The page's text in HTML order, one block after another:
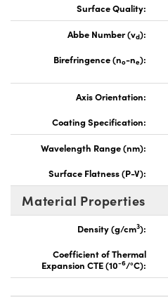
Surface Quality:
Abbe Number (vd):
Birefringence (no-ne):
Axis Orientation:
Coating Specification:
Wavelength Range (nm):
Surface Flatness (P-V):
Material Properties
Density (g/cm3):
Coefficient of Thermal
Expansion CTE (10-6/°C):